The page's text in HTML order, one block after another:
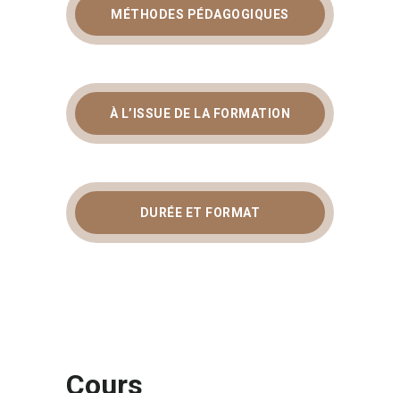
MÉTHODES PÉDAGOGIQUES
À L’ISSUE DE LA FORMATION
DURÉE ET FORMAT
Cours